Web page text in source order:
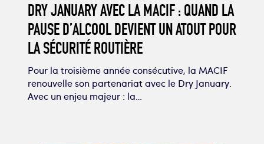
DRY JANUARY AVEC LA MACIF : QUAND LA
PAUSE D’ALCOOL DEVIENT UN ATOUT POUR
LA SÉCURITÉ ROUTIÈRE
Pour la troisième année consécutive, la MACIF
renouvelle son partenariat avec le Dry January.
Avec un enjeu majeur : la…